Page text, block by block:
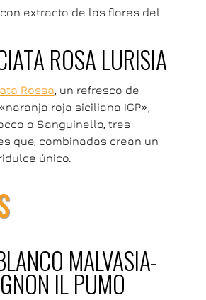
extracto de las flores del
ROSA LURISIA
Rossa, un refresco de
roja siciliana IGP»,
o Sanguinello, tres
que, combinadas crean un
único.
MALVASIA-
IL PUMO